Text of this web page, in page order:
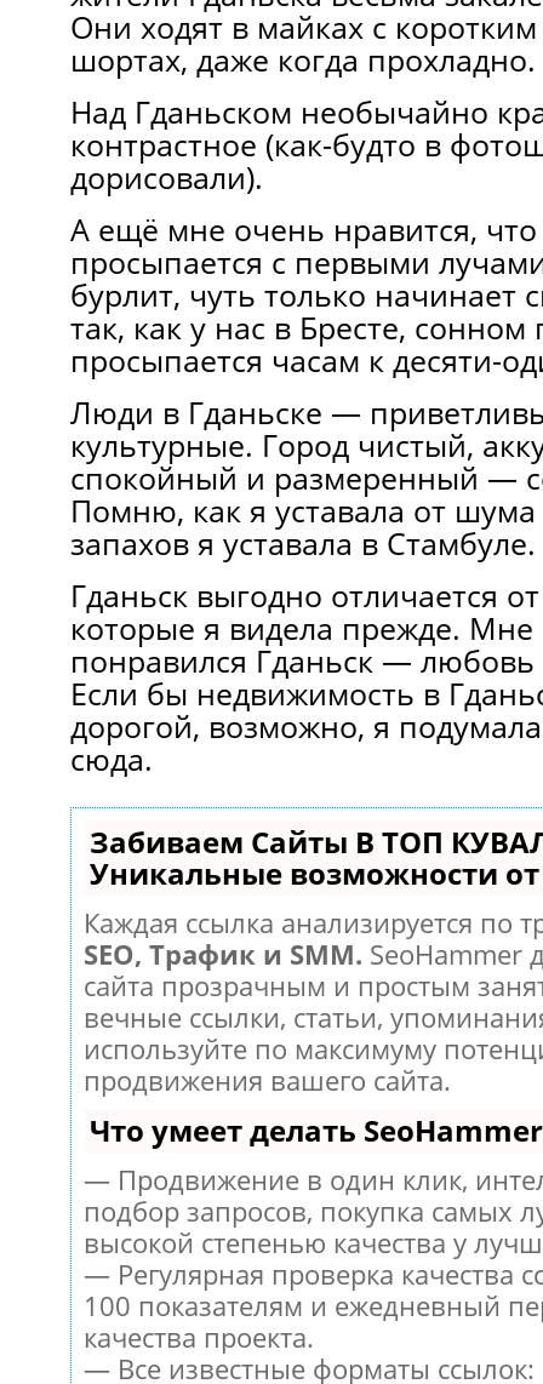
Они ходят в майках с
шортах, даже когда прохладно.
Над Гданьском необычайно
контрастное (как-будто в
дорисовали).
А ещё мне очень нравится, что
просыпается с первыми
бурлит, чуть только начинает
так, как у нас в Бресте,
просыпается часам к десяти-
Люди в Гданьске —
культурные. Город чистый,
спокойный и размеренный —
Помню, как я уставала от
запахов я уставала в Стамбуле.
Гданьск выгодно отличается
которые я видела прежде.
понравился Гданьск — любовь
Если бы недвижимость в
дорогой, возможно, я
сюда.
Забиваем Сайты В ТОП
Уникальные возможности от
Каждая ссылка анализируется по
SEO, Трафик и SMM. SeoHammer
сайта прозрачным и простым
вечные ссылки, статьи,
используйте по максимуму
продвижения вашего сайта.
Что умеет делать SeoHammer
— Продвижение в один клик,
подбор запросов, покупка самых
высокой степенью качества у
— Регулярная проверка качества
100 показателям и ежедневный
качества проекта.
— Все известные форматы